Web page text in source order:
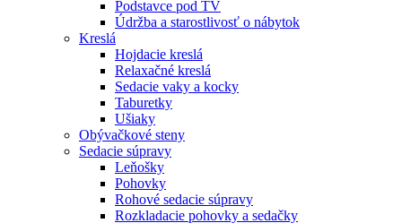
Podstavce pod TV
Údržba a starostlivosť o nábytok
Kreslá
Hojdacie kreslá
Relaxačné kreslá
Sedacie vaky a kocky
Taburetky
Ušiaky
Obývačkové steny
Sedacie súpravy
Leňošky
Pohovky
Rohové sedacie súpravy
Rozkladacie pohovky a sedačky